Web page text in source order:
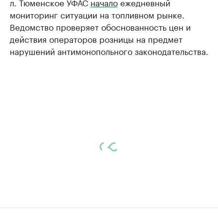
мониторинг ситуации на топливном рынке.
Ведомство проверяет обоснованность цен и
действия операторов розницы на предмет
нарушений антимонопольного законодательства.